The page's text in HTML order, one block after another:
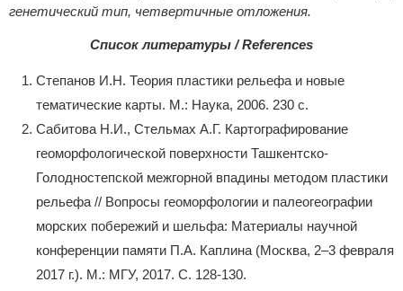
генетический тип, четвертичные отложения.
Список литературы / References
Степанов И.Н. Теория пластики рельефа и новые
тематические карты. М.: Наука, 2006. 230 с.
Сабитова Н.И., Стельмах А.Г. Картографирование
геоморфологической поверхности Ташкентско-
Голодностепской межгорной впадины методом пластики
рельефа // Вопросы геоморфологии и палеогеографии
морских побережий и шельфа: Материалы научной
конференции памяти П.А. Каплина (Москва, 2–3 февраля
2017 г.). М.: МГУ, 2017. С. 128-130.